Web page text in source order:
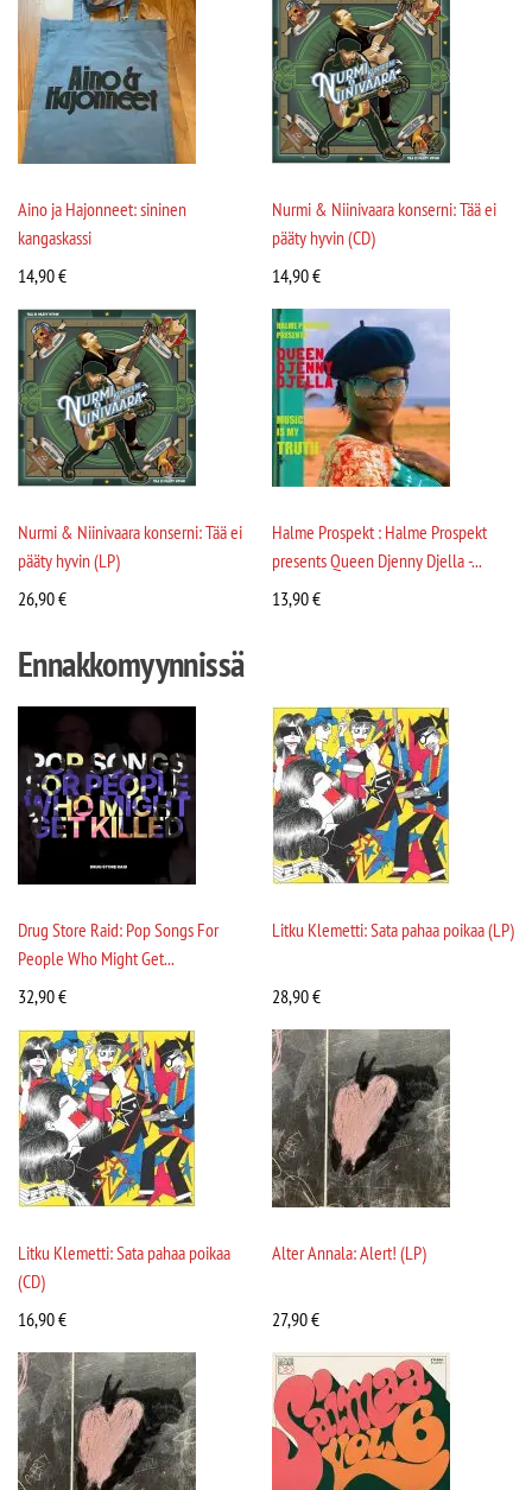
Aino ja Hajonneet: sininen
kangaskassi
14,90€
Nurmi & Niinivaara konserni: Tää ei
pääty hyvin (CD)
14,90€
Nurmi & Niinivaara konserni: Tää ei
pääty hyvin (LP)
26,90€
Halme Prospekt : Halme Prospekt
presents Queen Djenny Djella -...
13,90€
Ennakkomyynnissä
Drug Store Raid: Pop Songs For
People Who Might Get...
32,90€
Litku Klemetti: Sata pahaa poikaa (LP)
28,90€
Litku Klemetti: Sata pahaa poikaa
(CD)
16,90€
Alter Annala: Alert! (LP)
27,90€